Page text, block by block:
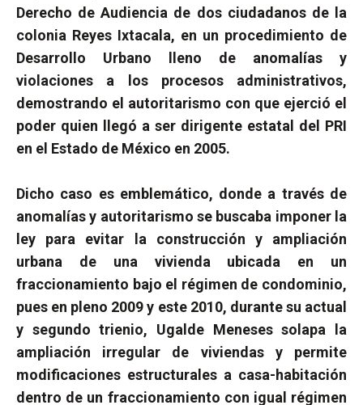
Derecho de Audiencia de dos ciudadanos de la
colonia Reyes Ixtacala, en un procedimiento de
Desarrollo Urbano lleno de anomalías y
violaciones a los procesos administrativos,
demostrando el autoritarismo con que ejerció el
poder quien llegó a ser dirigente estatal del PRI
en el Estado de México en 2005.
Dicho caso es emblemático, donde a través de
anomalías y autoritarismo se buscaba imponer la
ley para evitar la construcción y ampliación
urbana de una vivienda ubicada en un
fraccionamiento bajo el régimen de condominio,
pues en pleno 2009 y este 2010, durante su actual
y segundo trienio, Ugalde Meneses solapa la
ampliación irregular de viviendas y permite
modificaciones estructurales a casa-habitación
dentro de un fraccionamiento con igual régimen